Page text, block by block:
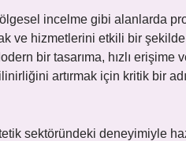
incelme gibi alanlarda
ve hizmetlerini etkili bir
bir tasarıma, hızlı erişime
artırmak için kritik bir
sektöründeki deneyimiyle